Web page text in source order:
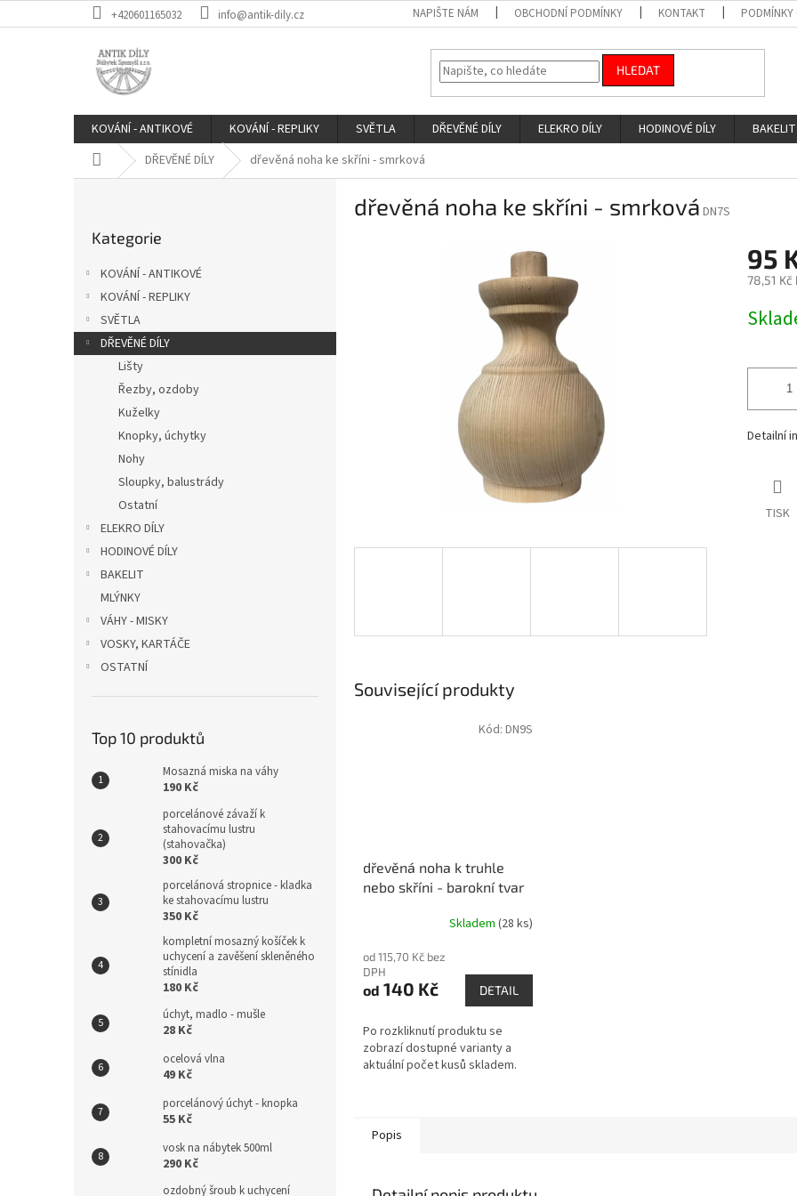
na
+420601165032 info@antik-dily.cz NAPIŠTE NÁM OBCHODNÍ PODMÍNKY KONTAKT PODMÍNKY
HLEDAT
KOVÁNÍ - ANTIKOVÉ KOVÁNÍ - REPLIKY SVĚTLA DŘEVĚNÉ DÍLY ELEKRO DÍLY HODINOVÉ DÍLY BAKELIT
Domů DŘEVĚNÉ DÍLY dřevěná noha ke skříni - smrková
kategorie
Kategorie
KOVÁNÍ - ANTIKOVÉ
KOVÁNÍ - REPLIKY
SVĚTLA
DŘEVĚNÉ DÍLY
Lišty
Řezby, ozdoby
Kuželky
Knopky, úchytky
Nohy
Sloupky, balustrády
Ostatní
ELEKRO DÍLY
HODINOVÉ DÍLY
BAKELIT
MLÝNKY
VÁHY - MISKY
VOSKY, KARTÁČE
OSTATNÍ
Top 10 produktů
Mosazná miska na váhy
190 Kč
porcelánové závaží k
stahovacímu lustru
(stahovačka)
300 Kč
porcelánová stropnice - kladka
ke stahovacímu lustru
350 Kč
kompletní mosazný košíček k
uchycení a zavěšení skleněného
stínidla
180 Kč
úchyt, madlo - mušle
28 Kč
ocelová vlna
49 Kč
porcelánový úchyt - knopka
55 Kč
vosk na nábytek 500ml
290 Kč
ozdobný šroub k uchycení
dřevěná noha ke skříni - smrková DN7S
95
78,51 Kč
cena:
Detailní
TISK
Související produkty
dřevěná noha k truhle
nebo skříni - barokní tvar
Skladem (28 ks)
od 115,70 Kč bez
DPH
od 140 Kč DETAIL
Po rozkliknutí produktu se
zobrazí dostupné varianty a
aktuální počet kusů skladem.
Kód: DN9S
Popis